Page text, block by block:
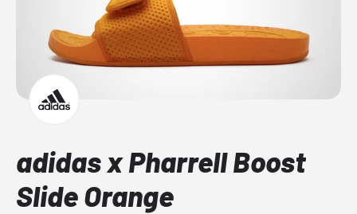
adidas x Pharrell Boost
Slide Orange